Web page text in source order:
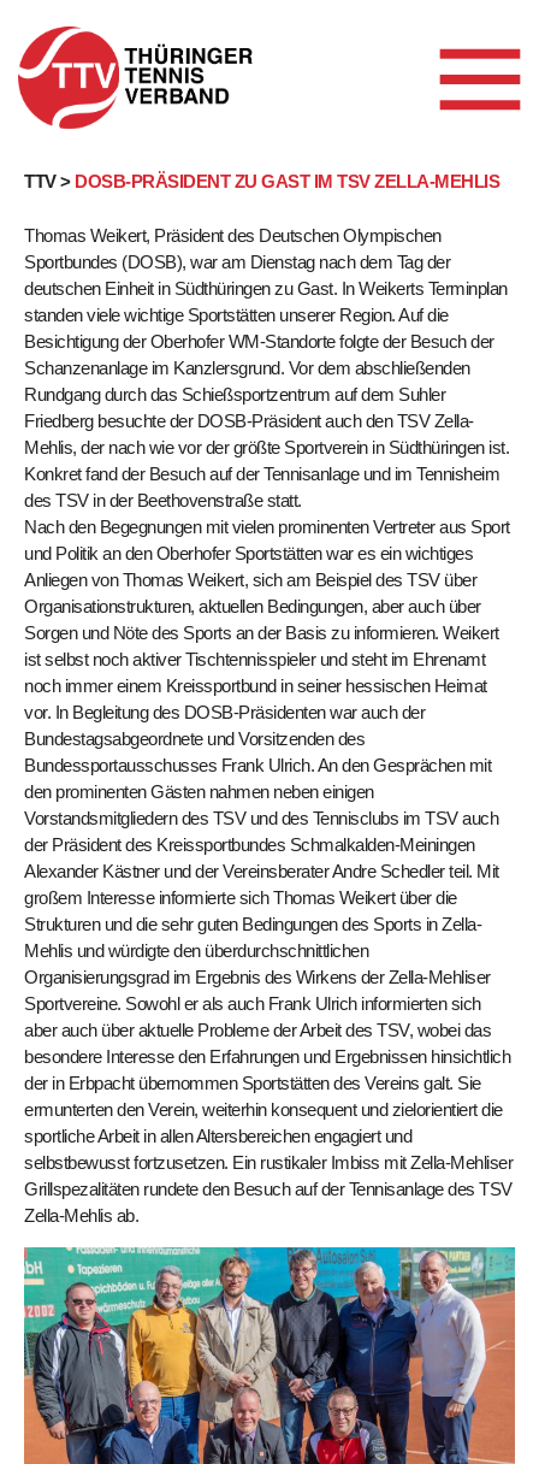
Skip
content
TTV >DOSB-PRÄSIDENT ZU GAST IM TSV ZELLA-MEHLIS
Thomas Weikert, Präsident des Deutschen Olympischen
Sportbundes (DOSB), war am Dienstag nach dem Tag der
deutschen Einheit in Südthüringen zu Gast. In Weikerts Terminplan
standen viele wichtige Sportstätten unserer Region. Auf die
Besichtigung der Oberhofer WM-Standorte folgte der Besuch der
Schanzenanlage im Kanzlersgrund. Vor dem abschließenden
Rundgang durch das Schießsportzentrum auf dem Suhler
Friedberg besuchte der DOSB-Präsident auch den TSV Zella-
Mehlis, der nach wie vor der größte Sportverein in Südthüringen ist.
Konkret fand der Besuch auf der Tennisanlage und im Tennisheim
des TSV in der Beethovenstraße statt.
Nach den Begegnungen mit vielen prominenten Vertreter aus Sport
und Politik an den Oberhofer Sportstätten war es ein wichtiges
Anliegen von Thomas Weikert, sich am Beispiel des TSV über
Organisationstrukturen, aktuellen Bedingungen, aber auch über
Sorgen und Nöte des Sports an der Basis zu informieren. Weikert
ist selbst noch aktiver Tischtennisspieler und steht im Ehrenamt
noch immer einem Kreissportbund in seiner hessischen Heimat
vor. In Begleitung des DOSB-Präsidenten war auch der
Bundestagsabgeordnete und Vorsitzenden des
Bundessportausschusses Frank Ulrich. An den Gesprächen mit
den prominenten Gästen nahmen neben einigen
Vorstandsmitgliedern des TSV und des Tennisclubs im TSV auch
der Präsident des Kreissportbundes Schmalkalden-Meiningen
Alexander Kästner und der Vereinsberater Andre Schedler teil. Mit
großem Interesse informierte sich Thomas Weikert über die
Strukturen und die sehr guten Bedingungen des Sports in Zella-
Mehlis und würdigte den überdurchschnittlichen
Organisierungsgrad im Ergebnis des Wirkens der Zella-Mehliser
Sportvereine. Sowohl er als auch Frank Ulrich informierten sich
aber auch über aktuelle Probleme der Arbeit des TSV, wobei das
besondere Interesse den Erfahrungen und Ergebnissen hinsichtlich
der in Erbpacht übernommen Sportstätten des Vereins galt. Sie
ermunterten den Verein, weiterhin konsequent und zielorientiert die
sportliche Arbeit in allen Altersbereichen engagiert und
selbstbewusst fortzusetzen. Ein rustikaler Imbiss mit Zella-Mehliser
Grillspezalitäten rundete den Besuch auf der Tennisanlage des TSV
Zella-Mehlis ab.